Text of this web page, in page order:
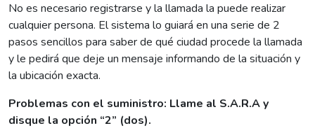
No es necesario registrarse y la llamada la puede realizar
cualquier persona. El sistema lo guiará en una serie de 2
pasos sencillos para saber de qué ciudad procede la llamada
y le pedirá que deje un mensaje informando de la situación y
la ubicación exacta.
Problemas con el suministro: Llame al S.A.R.A y
disque la opción “2” (dos).